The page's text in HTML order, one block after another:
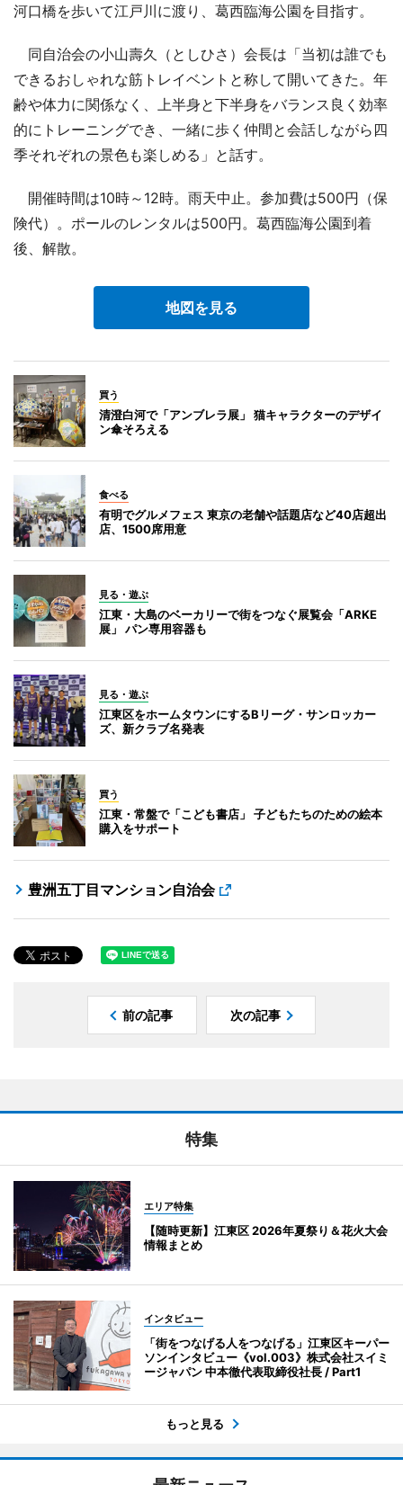
河口橋を歩いて江戸川に渡り、葛西臨海公園を目指す。
同自治会の小山壽久（としひさ）会長は「当初は誰でも
できるおしゃれな筋トレイベントと称して開いてきた。年
齢や体力に関係なく、上半身と下半身をバランス良く効率
的にトレーニングでき、一緒に歩く仲間と会話しながら四
季それぞれの景色も楽しめる」と話す。
開催時間は10時～12時。雨天中止。参加費は500円（保
険代）。ポールのレンタルは500円。葛西臨海公園到着
後、解散。
地図を見る
買う
清澄白河で「アンブレラ展」 猫キャラクターのデザイ
ン傘そろえる
食べる
有明でグルメフェス 東京の老舗や話題店など40店超出
店、1500席用意
見る・遊ぶ
江東・大島のベーカリーで街をつなぐ展覧会「ARKE
展」 パン専用容器も
見る・遊ぶ
江東区をホームタウンにするBリーグ・サンロッカー
ズ、新クラブ名発表
買う
江東・常盤で「こども書店」 子どもたちのための絵本
購入をサポート
豊洲五丁目マンション自治会
前の記事 次の記事
特集
エリア特集
【随時更新】江東区 2026年夏祭り＆花火大会
情報まとめ
インタビュー
「街をつなげる人をつなげる」江東区キーパー
ソンインタビュー《vol.003》株式会社スイミ
ージャパン 中本徹代表取締役社長 / Part1
もっと見る